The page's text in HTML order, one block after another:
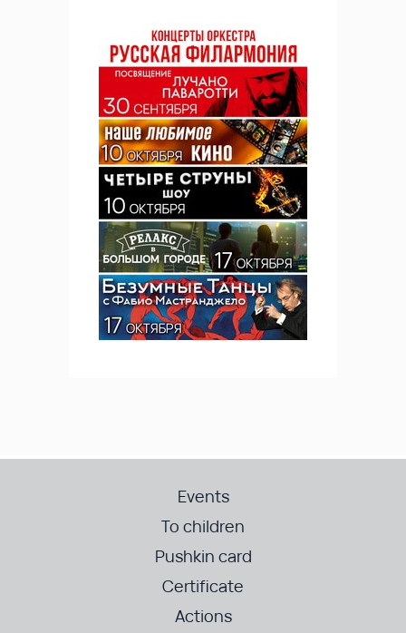
Events
To children
Pushkin card
Certificate
Actions